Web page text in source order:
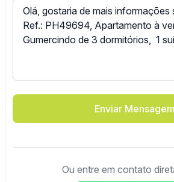
Enviar Mensagem
Ou entre em contato